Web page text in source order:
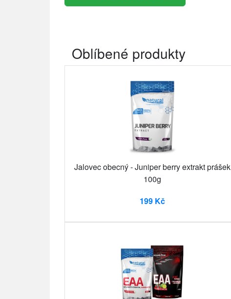
Oblíbené produkty
Jalovec obecný - Juniper berry extrakt prášek
100g
199 Kč